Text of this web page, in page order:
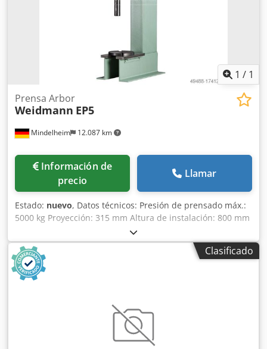
1 / 1
Mindelheim 12.087 km
Prensa Arbor
Weidmann EP5
Información de
precio
Llamar
Estado: nuevo, Datos técnicos: Presión de prensado máx.:
5000 kg Proyección: 315 mm Altura de instalación: 800 mm
Carrera: 530 mm Altura: 1650 mm Grosor del punzón: 56
mm Superficie de la mesa: 250 x 360 mm Hueco en la
mesa: 85 x 125 mm Dodpfouxpwnjx Ai Reck Plato giratorio
con 4 ranuras: ø 237 mm Peso, aprox.: 145 kg
Clasificado